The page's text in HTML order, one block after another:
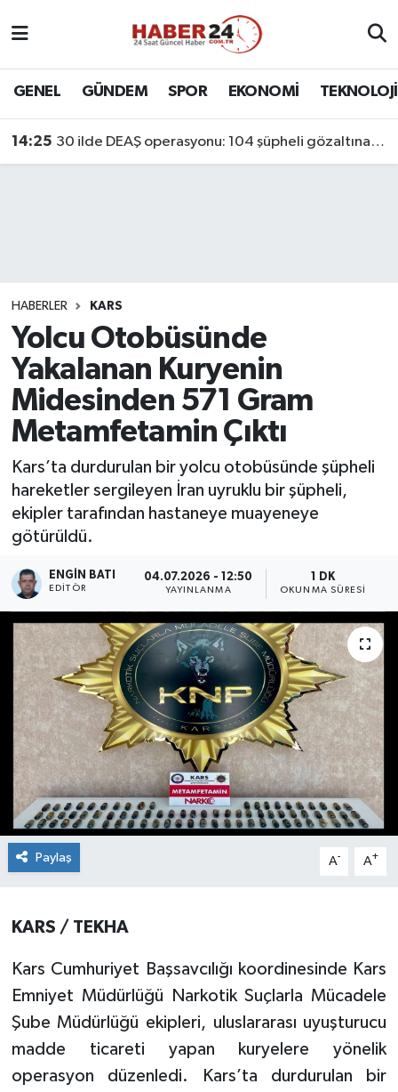
GENEL GÜNDEM SPOR EKONOMİ TEKNOLOJİ
14:25 30 ilde DEAŞ operasyonu: 104 şüpheli gözaltına alındı
HABERLER KARS
Yolcu Otobüsünde
Yakalanan Kuryenin
Midesinden 571 Gram
Metamfetamin Çıktı
Kars’ta durdurulan bir yolcu otobüsünde şüpheli
hareketler sergileyen İran uyruklu bir şüpheli,
ekipler tarafından hastaneye muayeneye
götürüldü.
ENGIN BATI
EDITÖR
04.07.2026 - 12:50
YAYINLANMA
1 DK
OKUNMA SÜRESI
Paylaş A- A+
KARS / TEKHA
Kars Cumhuriyet Başsavcılığı koordinesinde Kars
Emniyet Müdürlüğü Narkotik Suçlarla Mücadele
Şube Müdürlüğü ekipleri, uluslararası uyuşturucu
madde ticareti yapan kuryelere yönelik
operasyon düzenledi. Kars’ta durdurulan bir
Nöbetçi Eczaneler
Son Dakika Haberleri
Haber Arşivi